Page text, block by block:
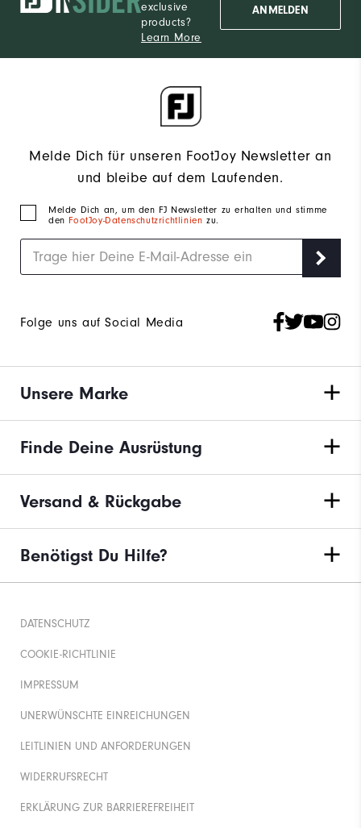
exclusive
products?
Learn More
ANMELDEN
Melde Dich für unseren FootJoy Newsletter an
und bleibe auf dem Laufenden.
Melde Dich an, um den FJ Newsletter zu erhalten und stimme
den FootJoy-Datenschutzrichtlinienzu.
Folge uns auf Social Media
Unsere Marke
Finde Deine Ausrüstung
Versand & Rückgabe
Benötigst Du Hilfe?
DATENSCHUTZ
COOKIE-RICHTLINIE
IMPRESSUM
UNERWÜNSCHTE EINREICHUNGEN
LEITLINIEN UND ANFORDERUNGEN
WIDERRUFSRECHT
ERKLÄRUNG ZUR BARRIEREFREIHEIT